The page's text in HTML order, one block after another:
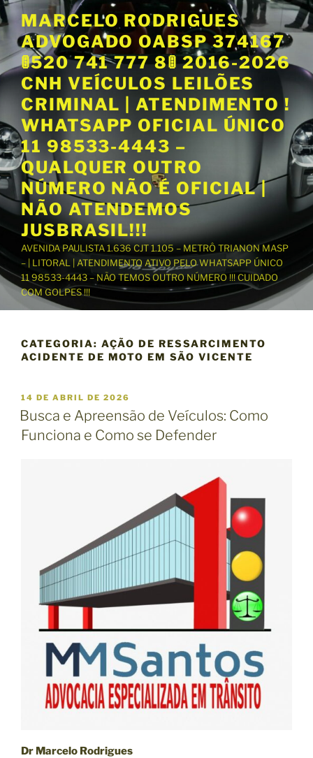
P
u
a
r
r
a
o
c
o
n
t
ú
d
MARCELO RODRIGUES
ADVOGADO OABSP 374167
🚦520 741 777 8🚦 2016-2026
CNH VEÍCULOS LEILÕES
CRIMINAL | ATENDIMENTO !
WHATSAPP OFICIAL ÚNICO
11 98533-4443 –
QUALQUER OUTRO
NÚMERO NÃO É OFICIAL |
NÃO ATENDEMOS
JUSBRASIL!!!
AVENIDA PAULISTA 1.636 CJT 1.105 – METRÔ TRIANON MASP
– | LITORAL | ATENDIMENTO ATIVO PELO WHATSAPP ÚNICO
11 98533-4443 – NÃO TEMOS OUTRO NÚMERO !!! CUIDADO
COM GOLPES !!!
CATEGORIA: AÇÃO DE RESSARCIMENTO
ACIDENTE DE MOTO EM SÃO VICENTE
P
U
B
L
14 DE ABRIL DE 2026
Busca e Apreensão de Veículos: Como
Funciona e Como se Defender
Dr Marcelo Rodrigues